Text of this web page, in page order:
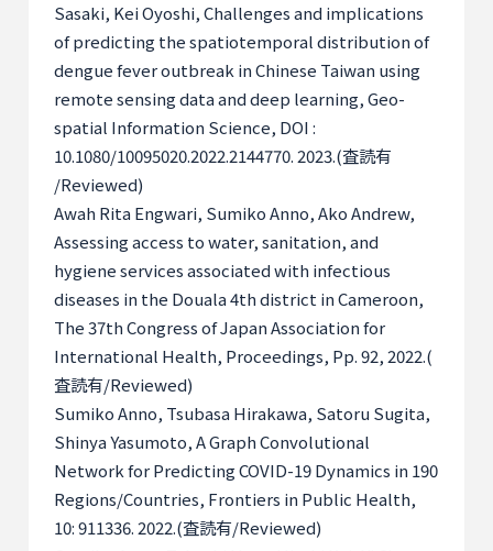
Sasaki, Kei Oyoshi, Challenges and implications
of predicting the spatiotemporal distribution of
dengue fever outbreak in Chinese Taiwan using
remote sensing data and deep learning, Geo-
spatial Information Science, DOI :
10.1080/10095020.2022.2144770. 2023.(査読有
/Reviewed)
Awah Rita Engwari, Sumiko Anno, Ako Andrew,
Assessing access to water, sanitation, and
hygiene services associated with infectious
diseases in the Douala 4th district in Cameroon,
The 37th Congress of Japan Association for
International Health, Proceedings, Pp. 92, 2022.(
査読有/Reviewed)
Sumiko Anno, Tsubasa Hirakawa, Satoru Sugita,
Shinya Yasumoto, A Graph Convolutional
Network for Predicting COVID-19 Dynamics in 190
Regions/Countries, Frontiers in Public Health,
10: 911336. 2022.(査読有/Reviewed)